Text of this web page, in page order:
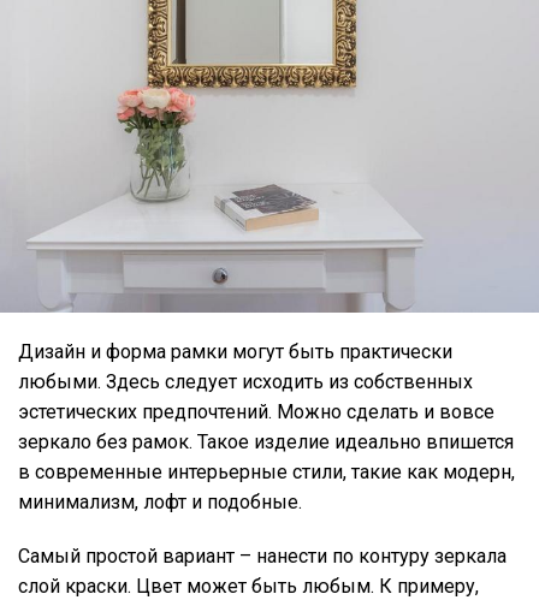
Дизайн и форма рамки могут быть практически
любыми. Здесь следует исходить из собственных
эстетических предпочтений. Можно сделать и вовсе
зеркало без рамок. Такое изделие идеально впишется
в современные интерьерные стили, такие как модерн,
минимализм, лофт и подобные.
Самый простой вариант – нанести по контуру зеркала
слой краски. Цвет может быть любым. К примеру,